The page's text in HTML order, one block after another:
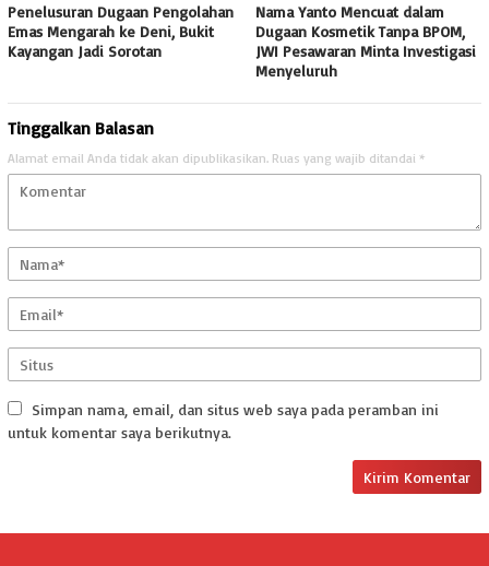
Penelusuran Dugaan Pengolahan
Emas Mengarah ke Deni, Bukit
Kayangan Jadi Sorotan
Nama Yanto Mencuat dalam
Dugaan Kosmetik Tanpa BPOM,
JWI Pesawaran Minta Investigasi
Menyeluruh
Tinggalkan Balasan
Alamat email Anda tidak akan dipublikasikan. Ruas yang wajib ditandai *
Simpan nama, email, dan situs web saya pada peramban ini
untuk komentar saya berikutnya.